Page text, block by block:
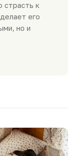
страсть к
его
но и